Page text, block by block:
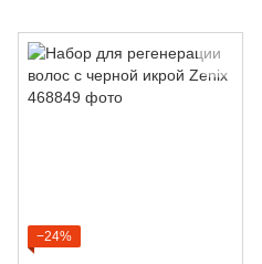
−24%